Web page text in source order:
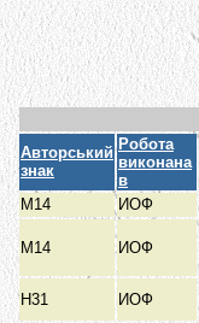
Авторський
знак
Робота
виконана
в
М14 ИОФ
М14 ИОФ
Н31
ИОФ